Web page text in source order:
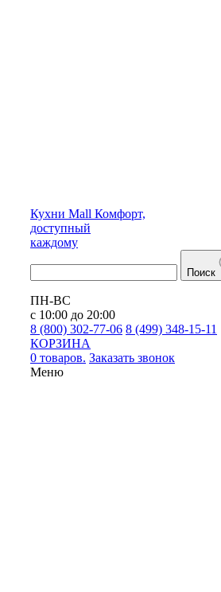
Кухни Mall Комфорт,
доступный
каждому
Поиск
ПН-ВС
с 10:00 до 20:00
8 (800) 302-77-06 8 (499) 348-15-11
КОРЗИНА
0 товаров. Заказать звонок
Меню